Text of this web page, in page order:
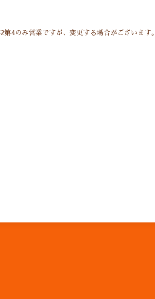
第4のみ営業ですが、変更する場合がございます。